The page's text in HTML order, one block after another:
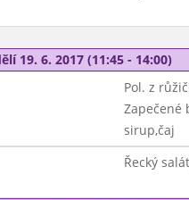
19. 6. 2017 (11:45 - 14:00)
Pol. z
Zapečené
sirup,čaj
Řecký